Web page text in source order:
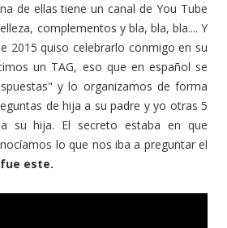
de ellas tiene un canal de You Tube
complementos y bla, bla, bla.... Y
2015 quiso celebrarlo conmigo en su
un TAG, eso que en español se
y lo organizamos de forma
de hija a su padre y yo otras 5
su hija. El secreto estaba en que
lo que nos iba a preguntar el
este.